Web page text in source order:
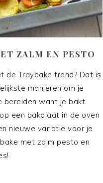
ZALM EN PESTO
de Traybake trend? Dat is
manieren om je
bereiden want je bakt
een bakplaat in de oven
nieuwe variatie voor je
met zalm pesto en